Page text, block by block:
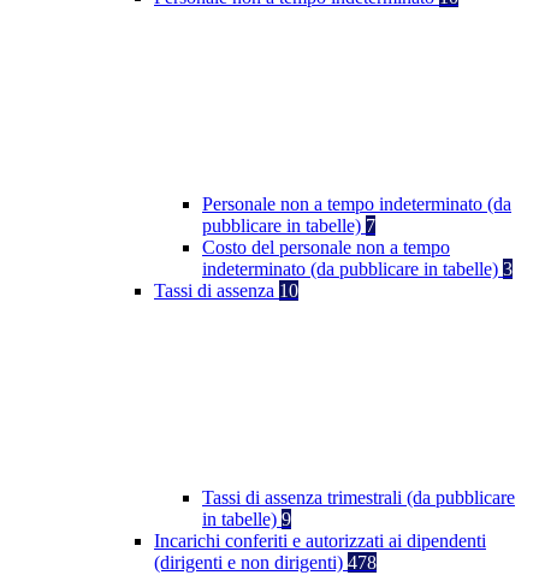
Personale non a tempo indeterminato (da
pubblicare in tabelle) 7
Costo del personale non a tempo
indeterminato (da pubblicare in tabelle) 3
Tassi di assenza 10
Tassi di assenza trimestrali (da pubblicare
in tabelle) 9
Incarichi conferiti e autorizzati ai dipendenti
(dirigenti e non dirigenti) 478